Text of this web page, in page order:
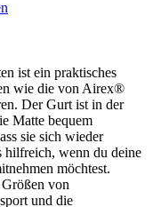
ist ein praktisches
wie die von Airex®
Der Gurt ist in der
Matte bequem
sie sich wieder
hilfreich, wenn du deine
möchtest.
von
und die